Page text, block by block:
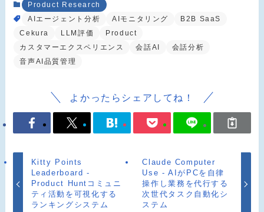
Product Research
AIエージェント分析
AIモニタリング
B2B SaaS
Cekura
LLM評価
Product
カスタマーエクスペリエンス
会話AI
会話分析
音声AI品質管理
よかったらシェアしてね！
Kitty Points
Leaderboard -
Product Huntコミュニ
ティ活動を可視化する
ランキングシステム
Claude Computer
Use - AIがPCを自律
操作し業務を代行する
次世代タスク自動化シ
ステム